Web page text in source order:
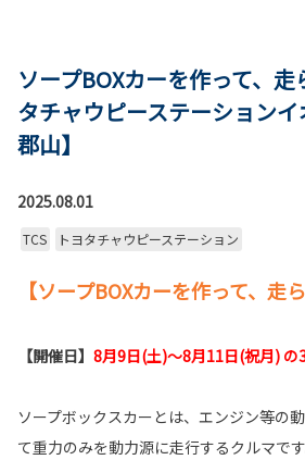
ソープBOXカーを作って、
タチャウピーステーション
郡山】
2025.08.01
TCS トヨタチャウピーステーション
【ソープBOXカーを作って、走
【開催日】 8月9日(土)〜8月11日(祝月) の
ソープボックスカーとは、エンジン等の
て重力のみを動力源に走行するクルマです